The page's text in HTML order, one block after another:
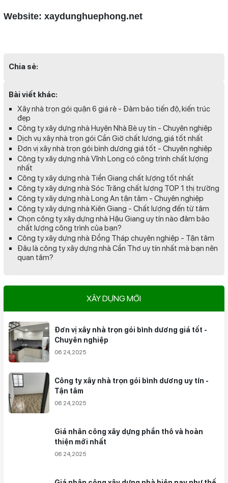
Website: xaydunghuephong.net
Chia sẻ:
Bài viết khác:
Xây nhà trọn gói quận 6 giá rẻ - Đảm bảo tiến độ, kiến trúc
đẹp
Công ty xây dựng nhà Huyện Nhà Bè uy tín - Chuyên nghiệp
Dịch vụ xây nhà trọn gói Cần Giờ chất lượng, giá tốt nhất
Đơn vị xây nhà trọn gói bình dương giá tốt - Chuyên nghiệp
Công ty xây dựng nhà Vĩnh Long có công trình chất lượng
nhất
Công ty xây dựng nhà Tiền Giang chất lượng tốt nhất
Công ty xây dựng nhà Sóc Trăng chất lượng TOP 1 thị trường
Công ty xây dựng nhà Long An tận tâm - Chuyên nghiệp
Công ty xây dựng nhà Kiên Giang - Chất lượng đến từ tâm
Chọn công ty xây dựng nhà Hậu Giang uy tín nào đảm bảo
chất lượng công trình của bạn?
Công ty xây dựng nhà Đồng Tháp chuyên nghiệp - Tận tâm
Đâu là công ty xây dựng nhà Cần Thơ uy tín nhất mà bạn nên
quan tâm?
XÂY DỰNG MỚI
Đơn vị xây nhà trọn gói bình dương giá tốt -
Chuyên nghiệp
06 24,2025
Công ty xây nhà trọn gói bình dương uy tín -
Tận tâm
06 24,2025
Giá nhân công xây dựng phần thô và hoàn
thiện mới nhất
06 24,2025